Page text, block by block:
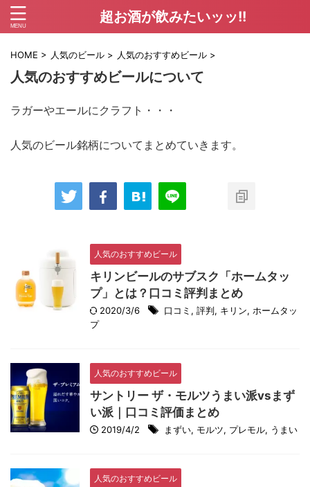
超お酒が飲みたいッッ!!
HOME > 人気のビール > 人気のおすすめビール >
人気のおすすめビールについて
ラガーやエールにクラフト・・・
人気のビール銘柄についてまとめていきます。
人気のおすすめビール
キリンビールのサブスク「ホームタッ
プ」とは？口コミ評判まとめ
2020/3/6 口コミ , 評判, キリン, ホームタッ
プ
人気のおすすめビール
サントリー ザ・モルツうまい派vsまず
い派｜口コミ評価まとめ
2019/4/2 まずい, モルツ, プレモル, うまい
人気のおすすめビール